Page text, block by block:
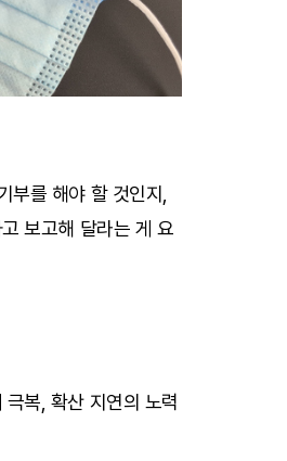
부를 해야 할 것인지,
보고해 달라는 게 요
복, 확산 지연의 노력